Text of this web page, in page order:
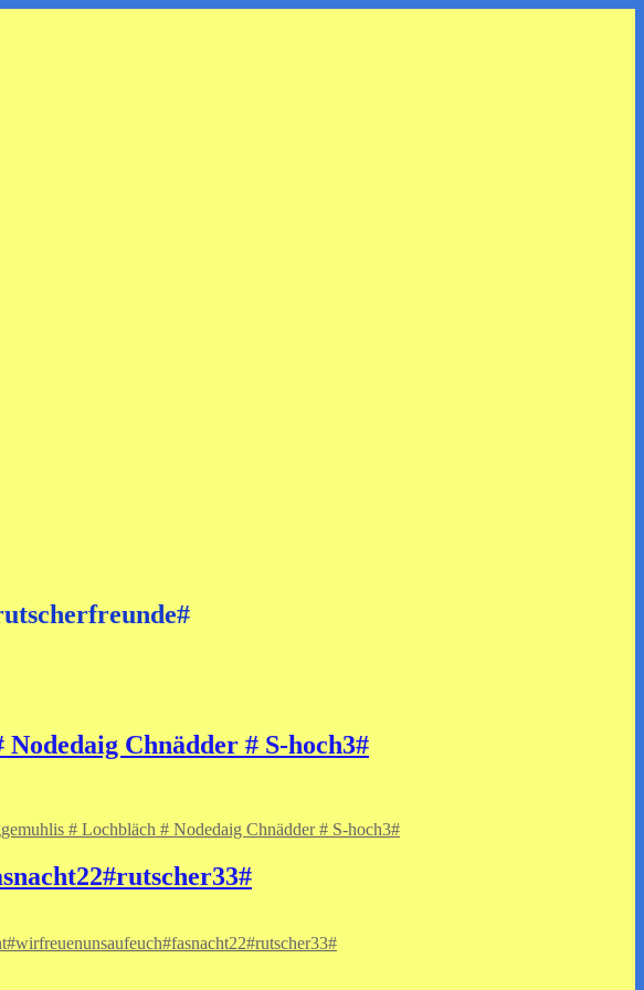
Chnädder # S-hoch3#
# Lochbläch # Nodedaig Chnädder # S-hoch3#